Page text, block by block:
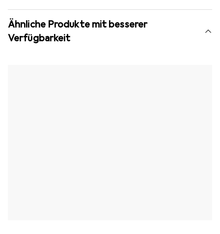
Ähnliche Produkte mit besserer
Verfügbarkeit